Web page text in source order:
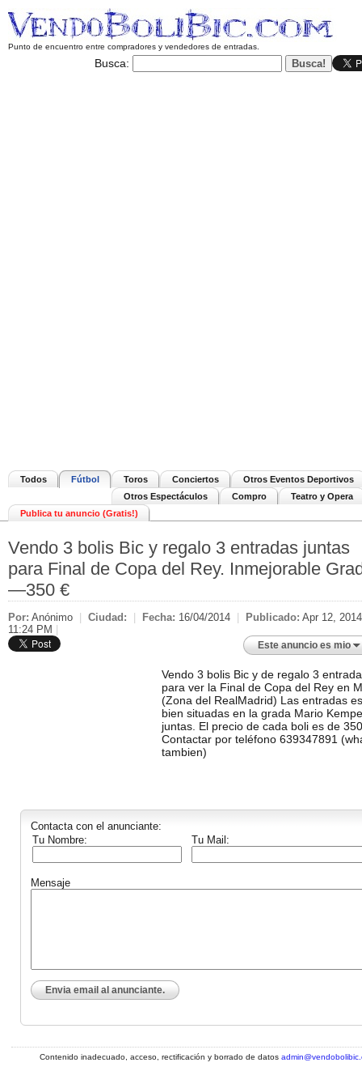
Punto de encuentro entre compradores y vendedores de entradas.
Busca:
Todos Fútbol Toros Conciertos
Otros Eventos Deportivos
Otros Espectáculos
Compro
Teatro y Opera
Publica tu anuncio (Gratis!)
Vendo 3 bolis Bic y regalo 3 entradas juntas
para Final de Copa del Rey. Inmejorable
—350 €
Por: Anónimo Ciudad: Fecha: 16/04/2014 Publicado: Apr 12, 2014
11:24 PM
Este anuncio es mio
Vendo 3 bolis Bic y de regalo 3
para ver la Final de Copa del Rey en
(Zona del RealMadrid) Las entradas
bien situadas en la grada Mario
juntas. El precio de cada boli es de
Contactar por teléfono 639347891
tambien)
Contacta con el anunciante:
Tu Nombre:
Tu Mail:
Mensaje
Envia email al anunciante.
Contenido inadecuado, acceso, rectificación y borrado de datos